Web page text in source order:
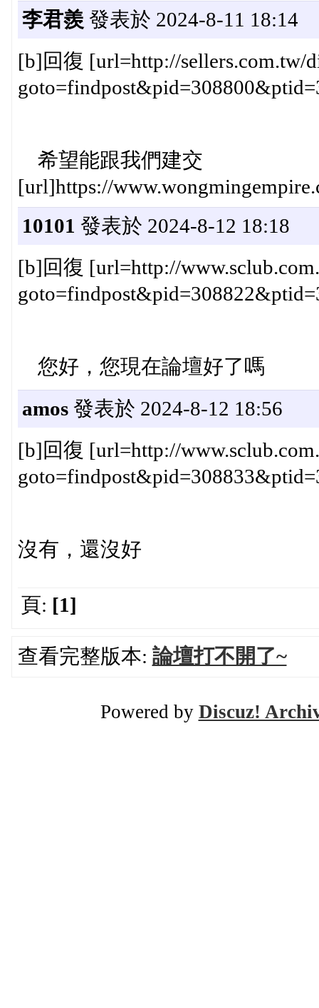
李君羨 發表於 2024-8-11 18:14
[b]回復 [url=http://sellers.com.tw/
希望能跟我們建交
[url]https://
10101 發表於 2024-8-12 18:18
[b]回復 [url=http://
您好，您現在論壇好了嗎
amos發表於 2024-8-12 18:56
[b]回復 [url=http://
沒有，還沒好
頁: [1]
查看完整版本: 論壇打不開了~
Powered by Discuz!